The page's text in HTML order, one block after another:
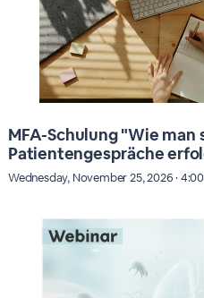
MFA-Schulung "Wie man
Patientengespräche
Wednesday, November 25, 2026 ·